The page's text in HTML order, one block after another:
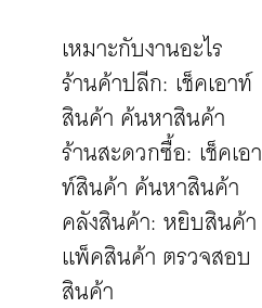
เหมาะกับงานอะไร
ร้านค้าปลีก: เช็คเอาท์
สินค้า ค้นหาสินค้า
ร้านสะดวกซื้อ: เช็คเอา
ท์สินค้า ค้นหาสินค้า
คลังสินค้า: หยิบสินค้า
แพ็คสินค้า ตรวจสอบ
สินค้า